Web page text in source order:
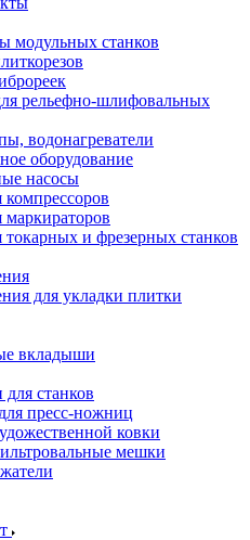
модульных станков
рельефно-шлифовальных
водонагреватели
оборудование
насосы
компрессоров
маркираторов
токарных и фрезерных станков
для укладки плитки
вкладыши
станков
пресс-ножниц
ковки
мешки